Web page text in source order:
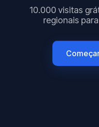
10.000 visitas
regionais